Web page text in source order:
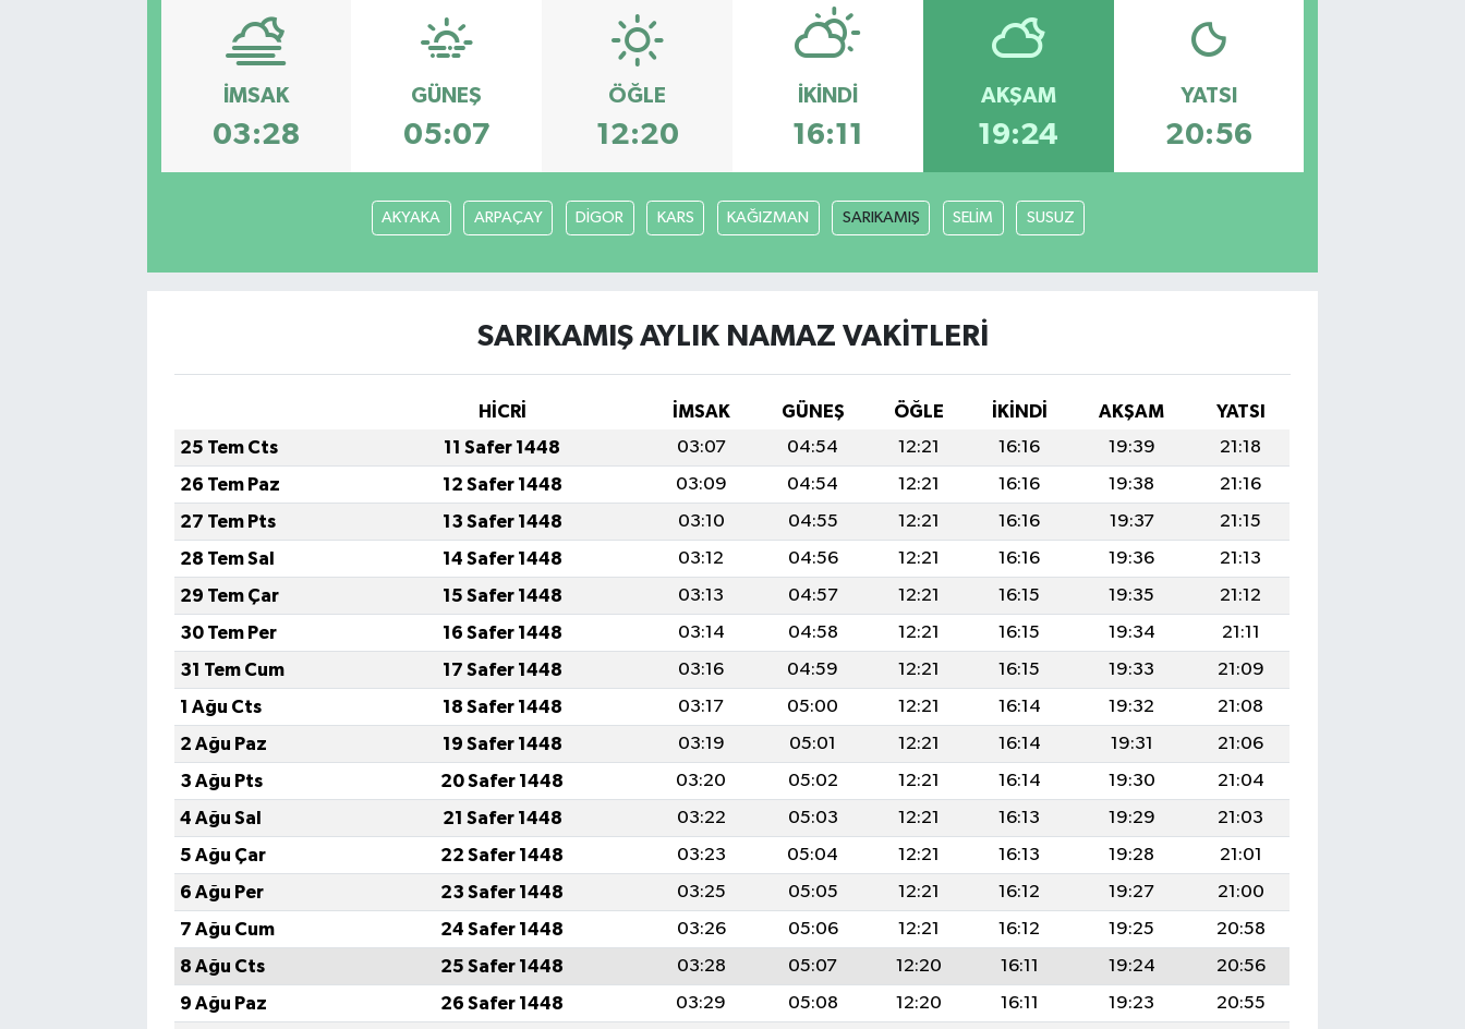
İMSAK
03:28
GÜNEŞ
05:07
ÖĞLE
12:20
İKINDI
16:11
AKŞAM
19:24
YATSI
20:56
AKYAKA ARPAÇAY DİGOR KARS KAĞIZMAN SARIKAMIŞ SELİM SUSUZ
SARIKAMIŞ AYLIK NAMAZ VAKITLERI
HİCRİ İMSAK GÜNEŞ ÖĞLE İKINDI AKŞAM
YATSI
25 Tem Cts
11 Safer 1448 03:07 04:54 12:21 16:16 19:39
21:18
26 Tem Paz
12 Safer 1448 03:09 04:54 12:21 16:16 19:38
21:16
27 Tem Pts
13 Safer 1448 03:10 04:55 12:21 16:16 19:37
21:15
28 Tem Sal
14 Safer 1448 03:12 04:56 12:21 16:16 19:36
21:13
29 Tem Çar
15 Safer 1448 03:13 04:57 12:21 16:15 19:35
21:12
30 Tem Per
16 Safer 1448 03:14 04:58 12:21 16:15 19:34
21:11
31 Tem Cum
17 Safer 1448 03:16 04:59 12:21 16:15 19:33
21:09
1 Ağu Cts
18 Safer 1448 03:17 05:00 12:21 16:14 19:32
21:08
2 Ağu Paz
19 Safer 1448 03:19 05:01 12:21 16:14 19:31
21:06
3 Ağu Pts
20 Safer 1448 03:20 05:02 12:21 16:14 19:30
21:04
4 Ağu Sal
21 Safer 1448 03:22 05:03 12:21 16:13 19:29
21:03
5 Ağu Çar
22 Safer 1448 03:23 05:04 12:21 16:13 19:28
21:01
6 Ağu Per
23 Safer 1448 03:25 05:05 12:21 16:12 19:27
21:00
7 Ağu Cum
24 Safer 1448 03:26 05:06 12:21 16:12 19:25
20:58
8 Ağu Cts
25 Safer 1448 03:28 05:07 12:20 16:11 19:24
20:56
9 Ağu Paz
26 Safer 1448 03:29 05:08 12:20 16:11 19:23
20:55